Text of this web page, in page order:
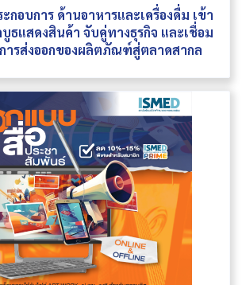
กอบการ ด้านอาหารและเครื่องดื่ม เข้า
บูธแสดงสินค้า จับคู่ทางธุรกิจ และเชื่อม
การส่งออกของผลิตภัณฑ์สู่ตลาดสากล